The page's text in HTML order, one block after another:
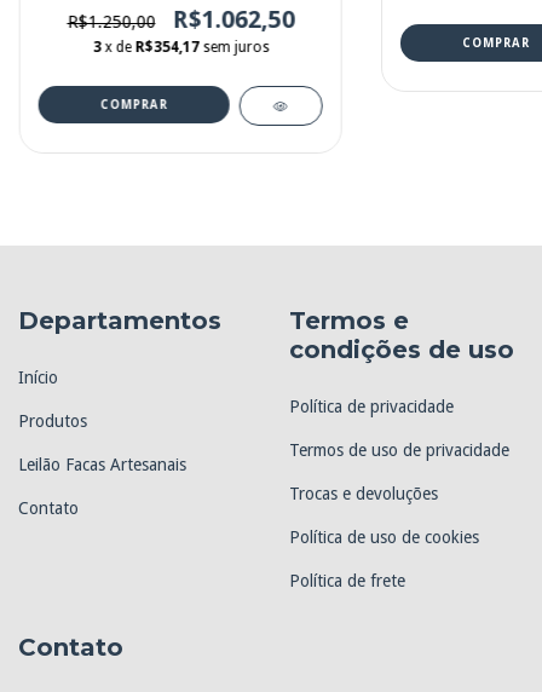
R$1.250,00 R$1.062,50
3 x de R$354,17 sem juros
COMPRAR
COMPRAR
Departamentos
Início
Produtos
Leilão Facas Artesanais
Contato
Termos e
condições de uso
Política de privacidade
Termos de uso de privacidade
Trocas e devoluções
Política de uso de cookies
Política de frete
Contato